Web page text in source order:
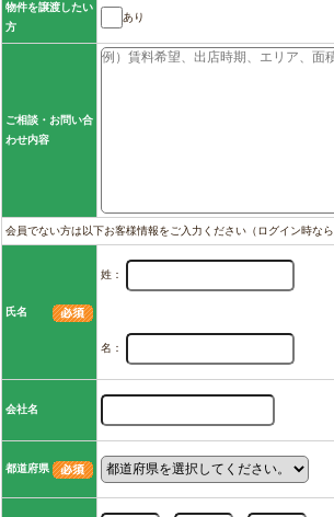
物件を譲渡したい
方
あり
ご相談・お問い合
わせ内容
会員でない方は以下お客様情報をご入力ください（ログイン時なら
氏名
姓：
名：
会社名
都道府県